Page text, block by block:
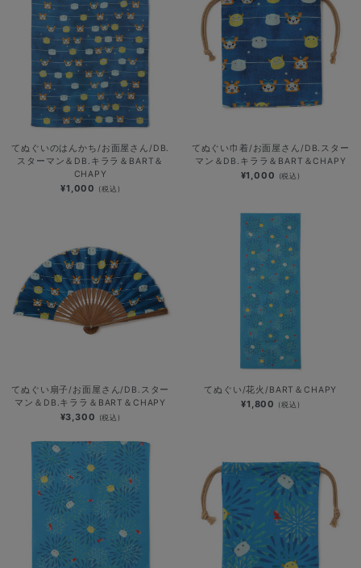
てぬぐいのはんかち/お面屋さん/DB.
スターマン＆DB.キララ＆BART＆
CHAPY
¥1,000 (税込)
てぬぐい巾着/お面屋さん/DB.スター
マン＆DB.キララ＆BART＆CHAPY
¥1,000 (税込)
てぬぐい扇子/お面屋さん/DB.スター
マン＆DB.キララ＆BART＆CHAPY
¥3,300 (税込)
てぬぐい/花火/BART＆CHAPY
¥1,800 (税込)